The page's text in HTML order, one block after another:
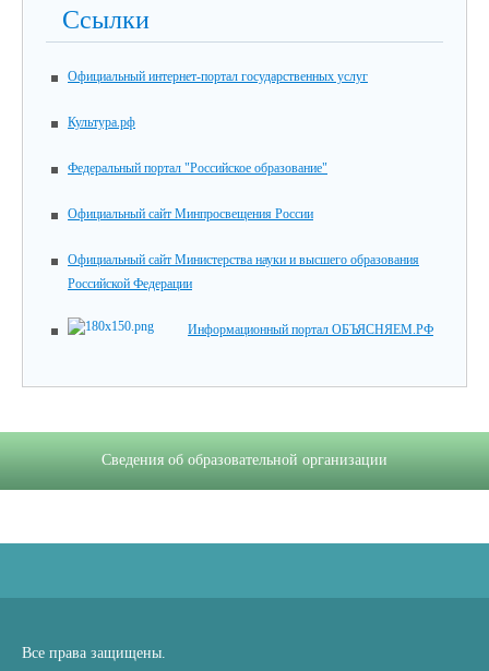
Ссылки
Официальный интернет-портал государственных услуг
Культура.рф
Федеральный портал "Российское образование"
Официальный сайт Минпросвещения России
Официальный сайт Министерства науки и высшего образования
Российской Федерации
Информационный портал ОБЪЯСНЯЕМ.РФ
Сведения об образовательной организации
Все права защищены.